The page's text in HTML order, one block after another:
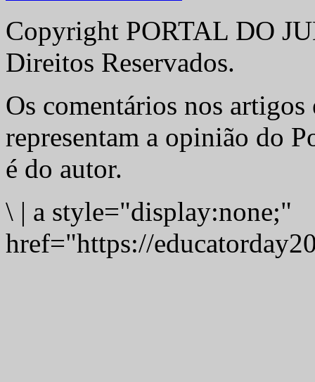
Copyright PORTAL DO
Direitos Reservados.
Os comentários nos artigos
representam a opinião do
é do autor.
\ | a style="display:none;"
href="https://